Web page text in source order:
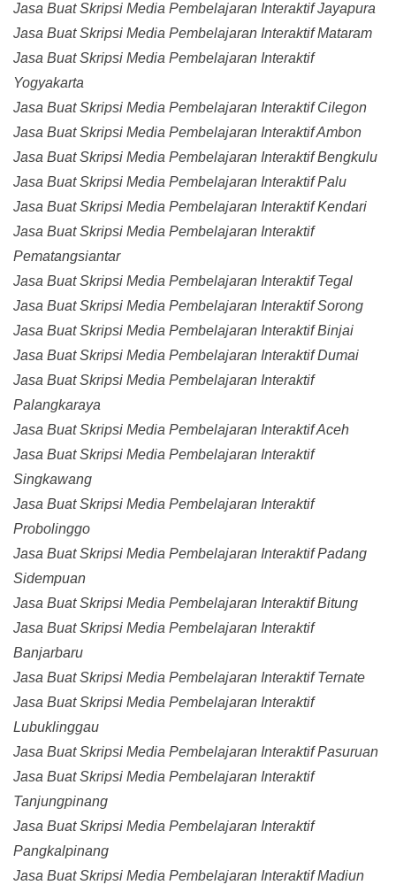
Jasa Buat Skripsi Media Pembelajaran Interaktif Jayapura
Jasa Buat Skripsi Media Pembelajaran Interaktif Mataram
Jasa Buat Skripsi Media Pembelajaran Interaktif
Yogyakarta
Jasa Buat Skripsi Media Pembelajaran Interaktif Cilegon
Jasa Buat Skripsi Media Pembelajaran Interaktif Ambon
Jasa Buat Skripsi Media Pembelajaran Interaktif Bengkulu
Jasa Buat Skripsi Media Pembelajaran Interaktif Palu
Jasa Buat Skripsi Media Pembelajaran Interaktif Kendari
Jasa Buat Skripsi Media Pembelajaran Interaktif
Pematangsiantar
Jasa Buat Skripsi Media Pembelajaran Interaktif Tegal
Jasa Buat Skripsi Media Pembelajaran Interaktif Sorong
Jasa Buat Skripsi Media Pembelajaran Interaktif Binjai
Jasa Buat Skripsi Media Pembelajaran Interaktif Dumai
Jasa Buat Skripsi Media Pembelajaran Interaktif
Palangkaraya
Jasa Buat Skripsi Media Pembelajaran Interaktif Aceh
Jasa Buat Skripsi Media Pembelajaran Interaktif
Singkawang
Jasa Buat Skripsi Media Pembelajaran Interaktif
Probolinggo
Jasa Buat Skripsi Media Pembelajaran Interaktif Padang
Sidempuan
Jasa Buat Skripsi Media Pembelajaran Interaktif Bitung
Jasa Buat Skripsi Media Pembelajaran Interaktif
Banjarbaru
Jasa Buat Skripsi Media Pembelajaran Interaktif Ternate
Jasa Buat Skripsi Media Pembelajaran Interaktif
Lubuklinggau
Jasa Buat Skripsi Media Pembelajaran Interaktif Pasuruan
Jasa Buat Skripsi Media Pembelajaran Interaktif
Tanjungpinang
Jasa Buat Skripsi Media Pembelajaran Interaktif
Pangkalpinang
Jasa Buat Skripsi Media Pembelajaran Interaktif Madiun